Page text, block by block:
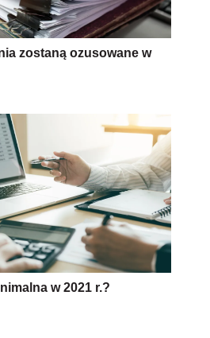
zostaną ozusowane w
w 2021 r.?